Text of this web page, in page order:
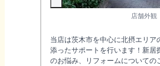
店舗外観
当店は茨木市を中心に北摂エリア
添ったサポートを行います！新居
のお悩み、リフォームについての